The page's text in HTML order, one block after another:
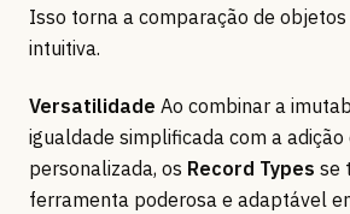
Isso torna a comparação de
intuitiva.
Versatilidade Ao combinar a
igualdade simplificada com a adição
personalizada, os Record Types se
ferramenta poderosa e adaptável